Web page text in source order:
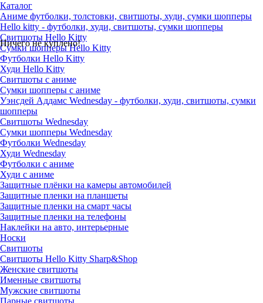
Ничего не куплено!
Каталог
Аниме футболки, толстовки, свитшоты, худи, сумки шопперы
Hello kitty - футболки, худи, свитшоты, сумки шопперы
Свитшоты Hello Kitty
Сумки шопперы Hello Kitty
Футболки Hello Kitty
Худи Hello Kitty
Свитшоты с аниме
Сумки шопперы с аниме
Уэнсдей Аддамс Wednesday - футболки, худи, свитшоты, сумки
шопперы
Свитшоты Wednesday
Сумки шопперы Wednesday
Футболки Wednesday
Худи Wednesday
Футболки с аниме
Худи с аниме
Защитные плёнки на камеры автомобилей
Защитные пленки на планшеты
Защитные пленки на смарт часы
Защитные пленки на телефоны
Наклейки на авто, интерьерные
Носки
Свитшоты
Cвитшоты Hello Kitty Sharp&Shop
Женские свитшоты
Именные свитшоты
Мужские свитшоты
Парные свитшоты